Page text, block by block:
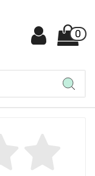
0